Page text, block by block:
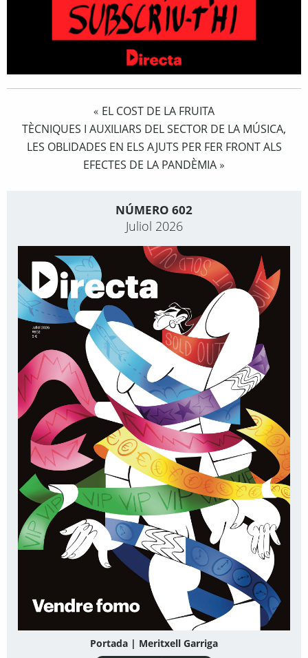
« EL COST DE LA FRUITA
TÈCNIQUES I AUXILIARS DEL SECTOR DE LA MÚSICA,
LES OBLIDADES EN ELS AJUTS PER FER FRONT ALS
EFECTES DE LA PANDÈMIA »
NÚMERO 602
Juliol 2026
Portada | Meritxell Garriga